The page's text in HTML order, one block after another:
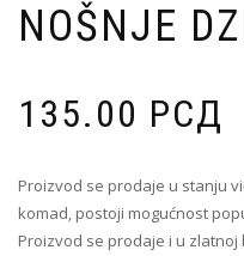
NOŠNJE
135.00 РСД
Proizvod se prodaje u stanju
komad, postoji mogućnost
Proizvod se prodaje i u zlatnoj